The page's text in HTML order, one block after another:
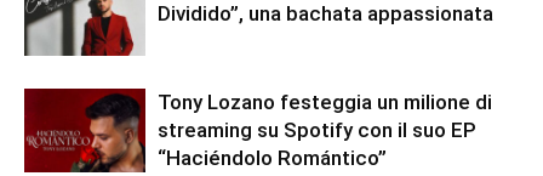
Dividido”, una bachata appassionata
Tony Lozano festeggia un milione di
streaming su Spotify con il suo EP
“Haciéndolo Romántico”